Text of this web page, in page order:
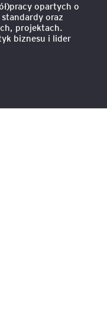
opartych o
oraz
projektach.
biznesu i lider